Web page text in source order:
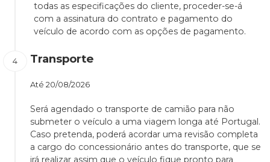
todas as especificações do cliente, proceder-se-á
com a assinatura do contrato e pagamento do
veículo de acordo com as opções de pagamento.
Transporte
Até 20/08/2026
Será agendado o transporte de camião para não
submeter o veículo a uma viagem longa até Portugal.
Caso pretenda, poderá acordar uma revisão completa
a cargo do concessionário antes do transporte, que se
irá realizar assim que o veículo fique pronto para